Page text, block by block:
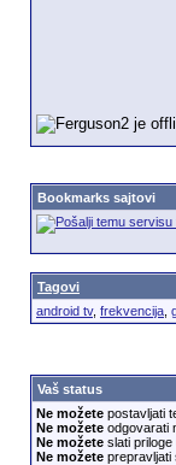
Bookmarks sajtovi
Tagovi
android tv, frekvencija,
Vaš status
Ne možetepostavljati
Ne možeteodgovarati
Ne možeteslati priloge
Ne možeteprepravljati